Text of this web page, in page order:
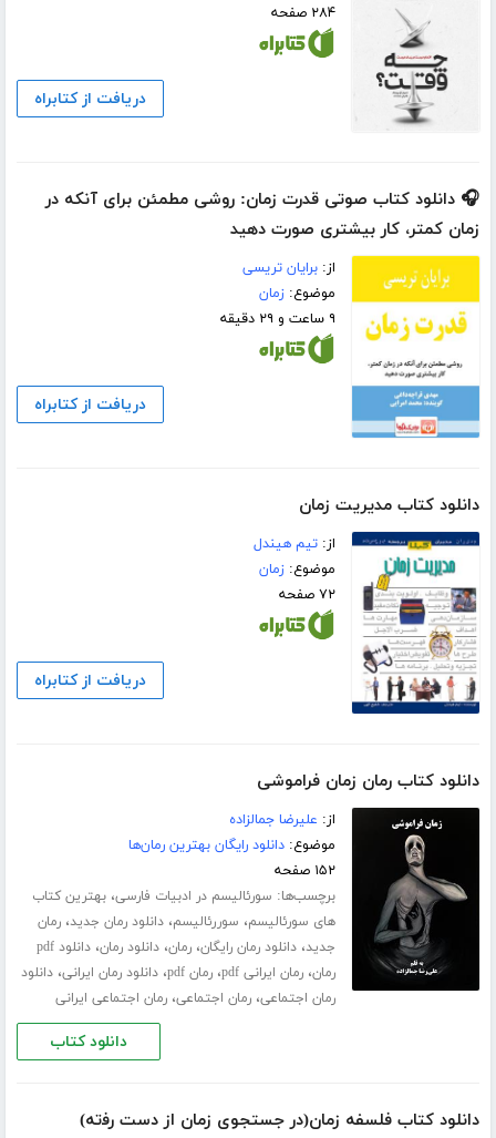
۲۸۴ صفحه
دریافت از کتابراه
🎧 دانلود کتاب صوتی قدرت زمان: روشی مطمئن برای آنکه در
زمان کمتر، کار بیشتری صورت دهید
از:برایان تریسی
موضوع:زمان
۹ ساعت و ۲۹ دقیقه
دریافت از کتابراه
دانلود کتاب مدیریت زمان
از:تیم هیندل
موضوع:زمان
۷۲ صفحه
دریافت از کتابراه
دانلود کتاب رمان زمان فراموشی
از: علیرضا جمالزاده
موضوع:دانلود رایگان بهترین رمان‌ها
۱۵۲ صفحه
برچسب‌ها: سورئالیسم در ادبیات فارسی،بهترین کتاب
های سورئالیسم، سوررئالیسم،دانلود رمان جدید،رمان
جدید،دانلود رمان رایگان،رمان،دانلود رمان،
دانلود pdf
رمان،رمان ایرانی pdf ،رمان pdf ،دانلود رمان ایرانی،دانلود
رمان اجتماعی،رمان اجتماعی،رمان اجتماعی ایرانی
دانلود کتاب
دانلود کتاب فلسفه زمان(ﺩﺭ ﺟﺴﺘﺠﻮﯼ ﺯﻣﺎﻥ ﺍﺯ ﺩﺳﺖ ﺭﻓته‎‏)